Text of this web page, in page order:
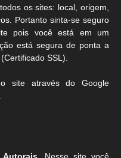
os sites: local, origem,
Portanto sinta-se seguro
pois você está em um
está segura de ponta a
SSL).
site através do Google